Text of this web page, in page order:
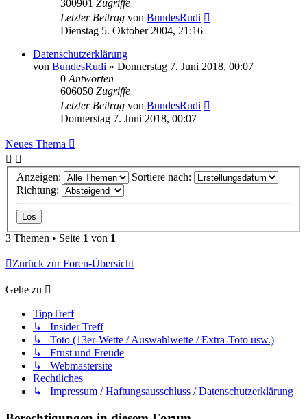
300901 Zugriffe
Letzter Beitrag von BundesRudi
Dienstag 5. Oktober 2004, 21:16
Datenschutzerklärung
von BundesRudi » Donnerstag 7. Juni 2018, 00:07
0 Antworten
606050 Zugriffe
Letzter Beitrag von BundesRudi
Donnerstag 7. Juni 2018, 00:07
Neues Thema
Anzeigen:
Sortiere nach:
Richtung:
3 Themen • Seite 1 von 1
Zurück zur Foren-Übersicht
Gehe zu
TippTreff
↳ Insider Treff
↳ Toto (13er-Wette / Auswahlwette / Extra-Toto usw.)
↳ Frust und Freude
↳ Webmastersite
Rechtliches
↳ Impressum / Haftungsausschluss / Datenschutzerklärung